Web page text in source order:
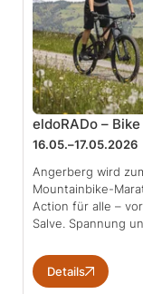
eldoRADo –
16.05.–17.05.2026
Angerberg wird
Mountainbike-
Action für alle –
Salve. Spannung
Details